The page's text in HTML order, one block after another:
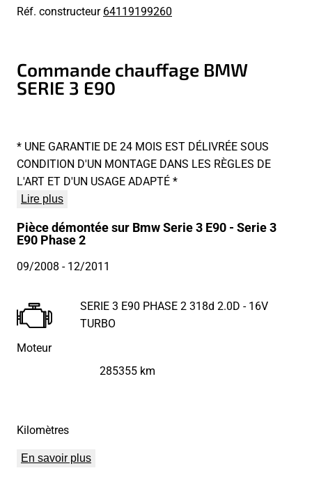
Réf. constructeur64119199260
Commande chauffage BMW
SERIE 3 E90
* UNE GARANTIE DE 24 MOIS EST DÉLIVRÉE SOUS
CONDITION D'UN MONTAGE DANS LES RÈGLES DE
L'ART ET D'UN USAGE ADAPTÉ *
Lire plus
Pièce démontée sur Bmw Serie 3 E90 - Serie 3
E90 Phase 2
09/2008- 12/2011
Moteur
SERIE 3 E90 PHASE 2 318d 2.0D - 16V
TURBO
Kilomètres
285355 km
En savoir plus